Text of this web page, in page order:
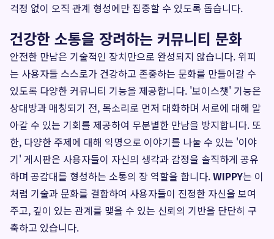
걱정 없이 오직 관계 형성에만 집중할 수 있도록 돕습니다.
건강한 소통을 장려하는 커뮤니티 문화
안전한 만남은 기술적인 장치만으로 완성되지 않습니다. 위피
는 사용자들 스스로가 건강하고 존중하는 문화를 만들어갈 수
있도록 다양한 커뮤니티 기능을 제공합니다. '보이스챗' 기능은
상대방과 매칭되기 전, 목소리로 먼저 대화하며 서로에 대해 알
아갈 수 있는 기회를 제공하여 무분별한 만남을 방지합니다. 또
한, 다양한 주제에 대해 익명으로 이야기를 나눌 수 있는 '이야
기' 게시판은 사용자들이 자신의 생각과 감정을 솔직하게 공유
하며 공감대를 형성하는 소통의 장 역할을 합니다.WIPPY는 이
처럼 기술과 문화를 결합하여 사용자들이 진정한 자신을 보여
주고, 깊이 있는 관계를 맺을 수 있는 신뢰의 기반을 단단히 구
축하고 있습니다.